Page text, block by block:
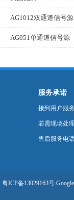
AG1012双通道信号源
AG051单通道信号源
服务承诺
接到用户服
若需现场处
售后服务电
粤ICP备13029163号